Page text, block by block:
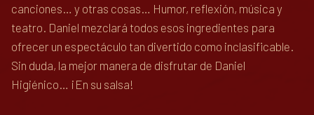
canciones… y otras cosas… Humor, reflexión, música y
teatro. Daniel mezclará todos esos ingredientes para
ofrecer un espectáculo tan divertido como inclasificable.
Sin duda, la mejor manera de disfrutar de Daniel
Higiénico… ¡En su salsa!